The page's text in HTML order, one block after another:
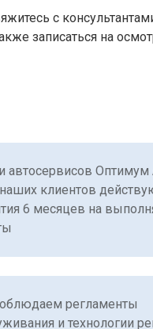
с
записаться на
автосервисов Оптимум
клиентов
6 месяцев на
регламенты
и технологии